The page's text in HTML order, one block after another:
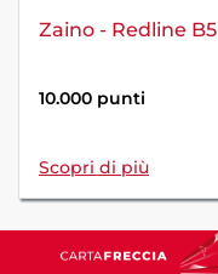
Zaino - Redline B5
10.000 punti
Scopri di più